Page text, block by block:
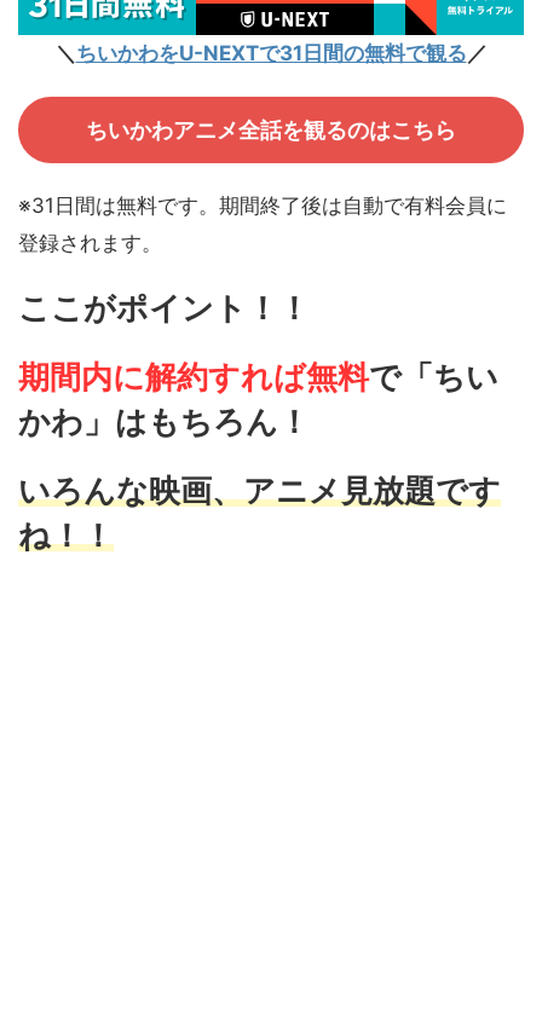
＼ ちいかわをU-NEXTで31日間の無料で観る／
ちいかわアニメ全話を観るのはこちら
※31日間は無料です。期間終了後は自動で有料会員に
登録されます。
ここがポイント！！
期間内に解約すれば無料で「ちい
かわ」はもちろん！
いろんな映画、アニメ見放題です
ね！！